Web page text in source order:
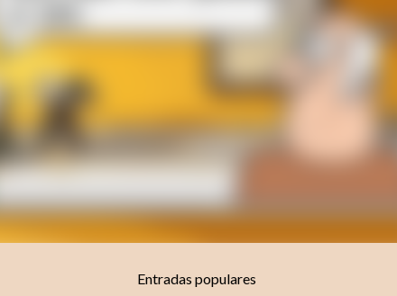
Entradas populares